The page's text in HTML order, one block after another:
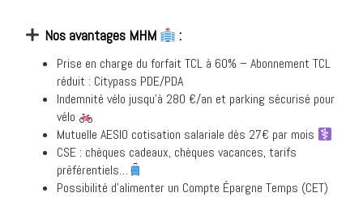
Nos avantages MHM :
Prise en charge du forfait TCL à 60% – Abonnement TCL
réduit : Citypass PDE/PDA
Indemnité vélo jusqu’à 280 €/an et parking sécurisé pour
vélo
Mutuelle AESIO cotisation salariale dès 27€ par mois
CSE : chèques cadeaux, chèques vacances, tarifs
préférentiels…
Possibilité d’alimenter un Compte Épargne Temps (CET)